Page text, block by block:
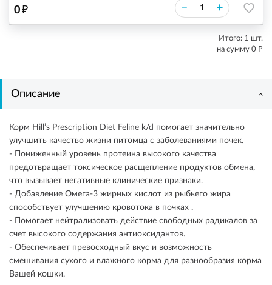
0₽ – +
Итого: 1 шт.
на сумму 0 ₽
Описание
Корм Hill’s Prescription Diet Feline k/d помогает значительно
улучшить качество жизни питомца с заболеваниями почек.
- Пониженный уровень протеина высокого качества
предотвращает токсическое расщепление продуктов обмена,
что вызывает негативные клинические признаки.
- Добавление Омега-3 жирных кислот из рыбьего жира
способствует улучшению кровотока в почках .
- Помогает нейтрализовать действие свободных радикалов за
счет высокого содержания антиоксидантов.
- Обеспечивает превосходный вкус и возможность
смешивания сухого и влажного корма для разнообразия корма
Вашей кошки.